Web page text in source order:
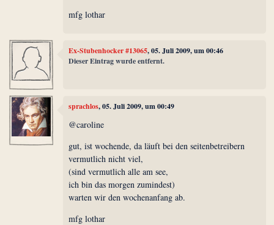
mfg lothar
Ex-Stubenhocker #13065, 05. Juli 2009, um 00:46
Dieser Eintrag wurde entfernt.
sprachlos, 05. Juli 2009, um 00:49
@caroline
gut, ist wochende, da läuft bei den seitenbetreibern
vermutlich nicht viel,
(sind vermutlich alle am see,
ich bin das morgen zumindest)
warten wir den wochenanfang ab.
mfg lothar